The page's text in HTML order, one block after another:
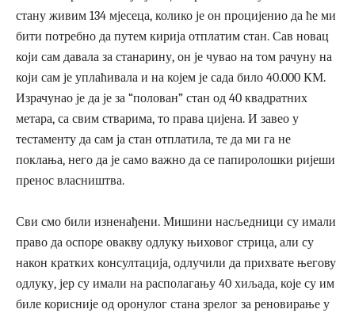
стану живим 134 мјесеца, колико је он процијенио да ће ми
бити потребно да путем кирија отплатим стан. Сав новац
који сам давала за станарину, он је чувао на том рачуну на
који сам је уплаћивала и на којем је сада било 40.000 КМ.
Израчунао је да је за “полован” стан од 40 квадратних
метара, са свим стварима, то права цијена. И завео у
тестаменту да сам ја стан отплатила, те да ми га не
поклања, него да је само важно да се папиролошки ријеши
пренос власништва.
Сви смо били изненађени. Мишини насљедници су имали
право да оспоре овакву одлуку њиховог стрица, али су
након кратких консултација, одлучили да прихвате његову
одлуку, јер су имали на располагању 40 хиљада, које су им
биле корисније од оронулог стана зрелог за реновирање у